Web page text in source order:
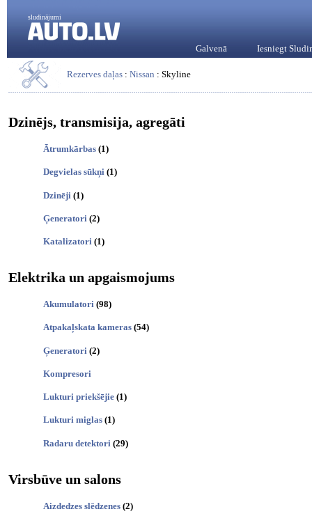
sludinājumi
Galvenā Iesniegt
Rezerves daļas : Nissan : Skyline
Dzinējs, transmisija, agregāti
Ātrumkārbas (1)
Degvielas sūkņi (1)
Dzinēji (1)
Ģeneratori (2)
Katalizatori (1)
Elektrika un apgaismojums
Akumulatori (98)
Atpakaļskata kameras (54)
Ģeneratori (2)
Kompresori
Lukturi priekšējie (1)
Lukturi miglas (1)
Radaru detektori (29)
Virsbūve un salons
Aizdedzes slēdzenes (2)